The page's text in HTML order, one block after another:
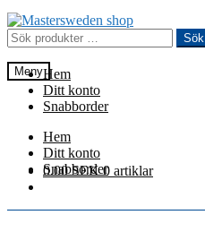
Hoppa
till
navigering
Hoppa
till
innehåll
Sök
efter:
Sök
MenyHem
Ditt konto
Snabborder
Hem
Ditt konto
Snabborder
0.00SEK 0 artiklar